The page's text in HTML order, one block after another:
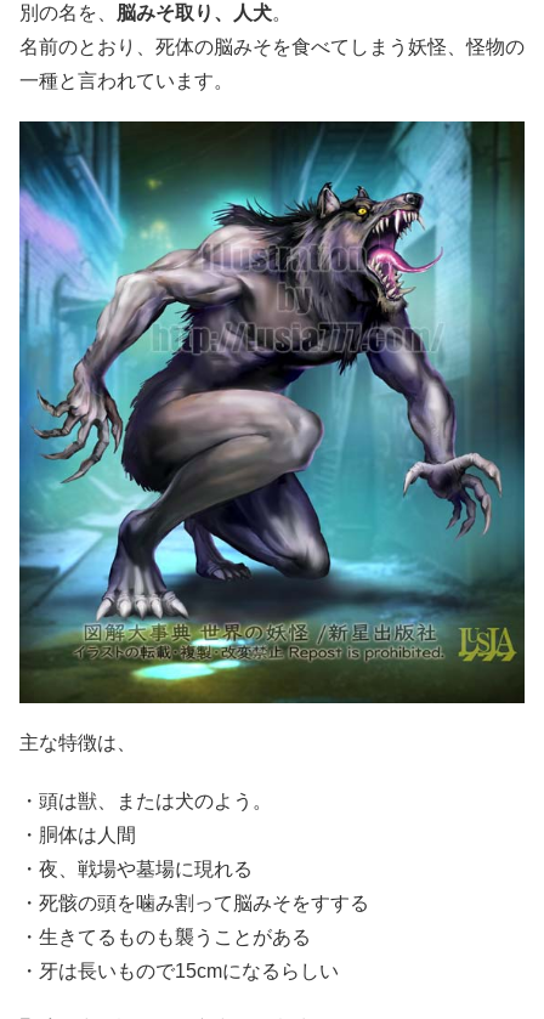
別の名を、 脳みそ取り、人犬。
名前のとおり、死体の脳みそを食べてしまう妖怪、怪物の
一種と言われています。
主な特徴は、
・頭は獣、または犬のよう。
・胴体は人間
・夜、戦場や墓場に現れる
・死骸の頭を噛み割って脳みそをすする
・生きてるものも襲うことがある
・牙は長いもので15cmになるらしい